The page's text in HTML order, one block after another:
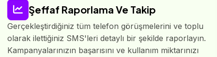
Şeffaf Raporlama Ve Takip
Gerçekleştirdiğiniz tüm telefon görüşmelerini ve toplu
olarak ilettiğiniz SMS'leri detaylı bir şekilde raporlayın.
Kampanyalarınızın başarısını ve kullanım miktarınızı